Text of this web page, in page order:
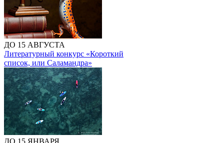
ДО 15 АВГУСТА
Литературный конкурс «Короткий
список, или Саламандра»
ДО 15 ЯНВАРЯ